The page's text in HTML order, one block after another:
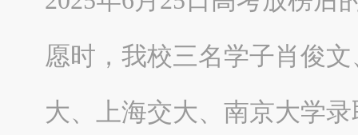
愿时，我校三名学子肖俊
大、上海交大、南京大学录